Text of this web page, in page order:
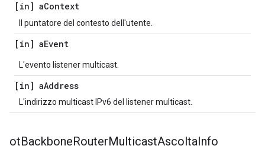
[in] aContext
Il puntatore del contesto dell'utente.
[in] aEvent
L'evento listener multicast.
[in] aAddress
L'indirizzo multicast IPv6 del listener multicast.
otBackboneRouterMulticastAscoltaInfo